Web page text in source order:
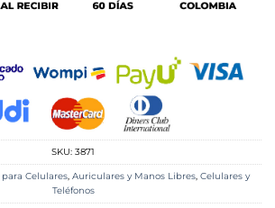
SKU: 3871
Celulares, Auriculares y Manos Libres, Celulares y
Teléfonos